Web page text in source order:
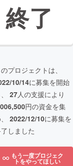
終了
プロジェクトは、
10/14に募集を開始
27人の支援により
円の資金を集
2022/12/10に募集を
しました
もう一度プロジェク
トをやってほしい